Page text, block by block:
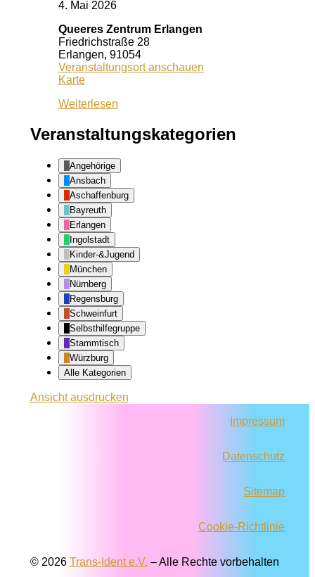
4. Mai 2026
Queeres Zentrum Erlangen
Friedrichstraße 28
Erlangen, 91054
Veranstaltungsort anschauen
KarteQueeres
Erlangen
Weiterlesen
Veranstaltungskategorien
Angehörige
Ansbach
Aschaffenburg
Bayreuth
Erlangen
Ingolstadt
Kinder-&Jugend
München
Nürnberg
Regensburg
Schweinfurt
Selbsthilfegruppe
Stammtisch
Würzburg
Alle Kategorien
Ansichtausdrucken
Impressum
Datenschutz
Sitemap
Cookie-Richtlinie
© 2026 Trans-Ident e.V. – Alle Rechte vorbehalten